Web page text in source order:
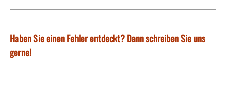
Haben Sie einen Fehler entdeckt? Dann schreiben Sie uns
gerne!